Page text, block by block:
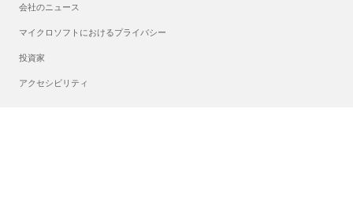
会社のニュース
マイクロソフトにおけるプライバシー
投資家
アクセシビリティ